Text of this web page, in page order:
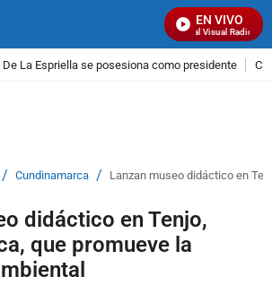
EN VIVO
Señal Visual Radio
De La Espriella se posesiona como presidente
/ Cundinamarca / Lanzan museo didáctico en
didáctico en Tenjo,
que promueve la